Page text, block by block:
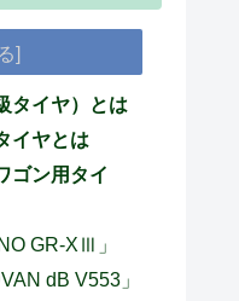
タイヤ）とは
イヤとは
ゴン用タイ
GR-XⅢ」
dB V553」